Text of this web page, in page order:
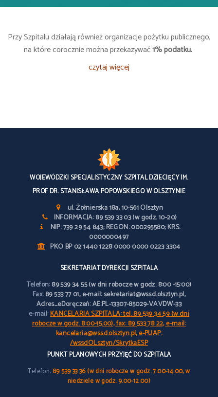
Przy Szpitalu działają również organizacje pożytku publicznego,
na które corocznie można przekazywać1% podatku.
czytaj więcej
WOJEWÓDZKI SPECJALISTYCZNY SZPITAL DZIECIĘCY IM.
PROF DR. STANISŁAWA POPOWSKIEGO W OLSZTYNIE
ul. Żołnierska 18a, 10-561 Olsztyn
INFORMACJA: 89 539 33 03 (w godz. 10-20)
NIP: 739 29 54 843; REGON: 000295580; KRS:
0000000497
PKO BP 02 1440 1228 0000 0000 0223 3304
SEKRETARIAT DYREKCJI SZPITALA
Telefon:89 539 34 55 (w dni robocze w godz. 8:00 -15:00)
Fax:89 533 77 01, e-mail: sekretariat@wssd.olsztyn.pl,
Adres_eDoręczeń: AE:PL-13307-85029-VAVDW-33
e-mail:KANCELARIA SZPITALA: tel. 89 539 34 59 (w dni
robocze w godz. 8:00-15.00), fax: 89 533 78 22, e-mail:
kancelaria@wssd.olsztyn.pl, e-PUAP:
/wssdOLsztyn/SkrytkaESP
PUNKT PLANOWYCH PRZYJĘĆ DO SZPITALA
Telefon: 89 539 33 36 (w dni robocze w godz. 7.00-14.00, w
niedziele w godz. 9.00-12.00)